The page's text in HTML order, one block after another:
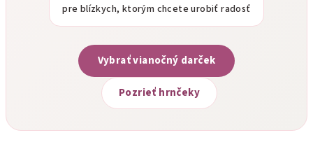
pre blízkych, ktorým chcete urobiť radosť
Vybrať vianočný darček
Pozrieť hrnčeky